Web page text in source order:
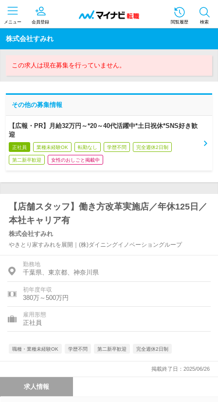
メニュー 会員登録 閲覧履歴 検索
株式会社すみれ
この求人は現在募集を行っていません。
その他の募集情報
【広報・PR】月給32万円～*20～40代活躍中*土日祝休*SNS好き歓
迎
正社員 業種未経験OK 転勤なし 学歴不問 完全週休2日制
第二新卒歓迎 女性のおしごと掲載中
【店舗スタッフ】働き方改革実施店／年休125日／
本社キャリア有
株式会社すみれ
やきとり家すみれを展開｜(株)ダイニングイノベーショングループ
勤務地
千葉県、東京都、神奈川県
初年度年収
380万～500万円
雇用形態
正社員
職種・業種未経験OK 学歴不問 第二新卒歓迎 完全週休2日制
掲載終了日：2025/06/26
求人情報